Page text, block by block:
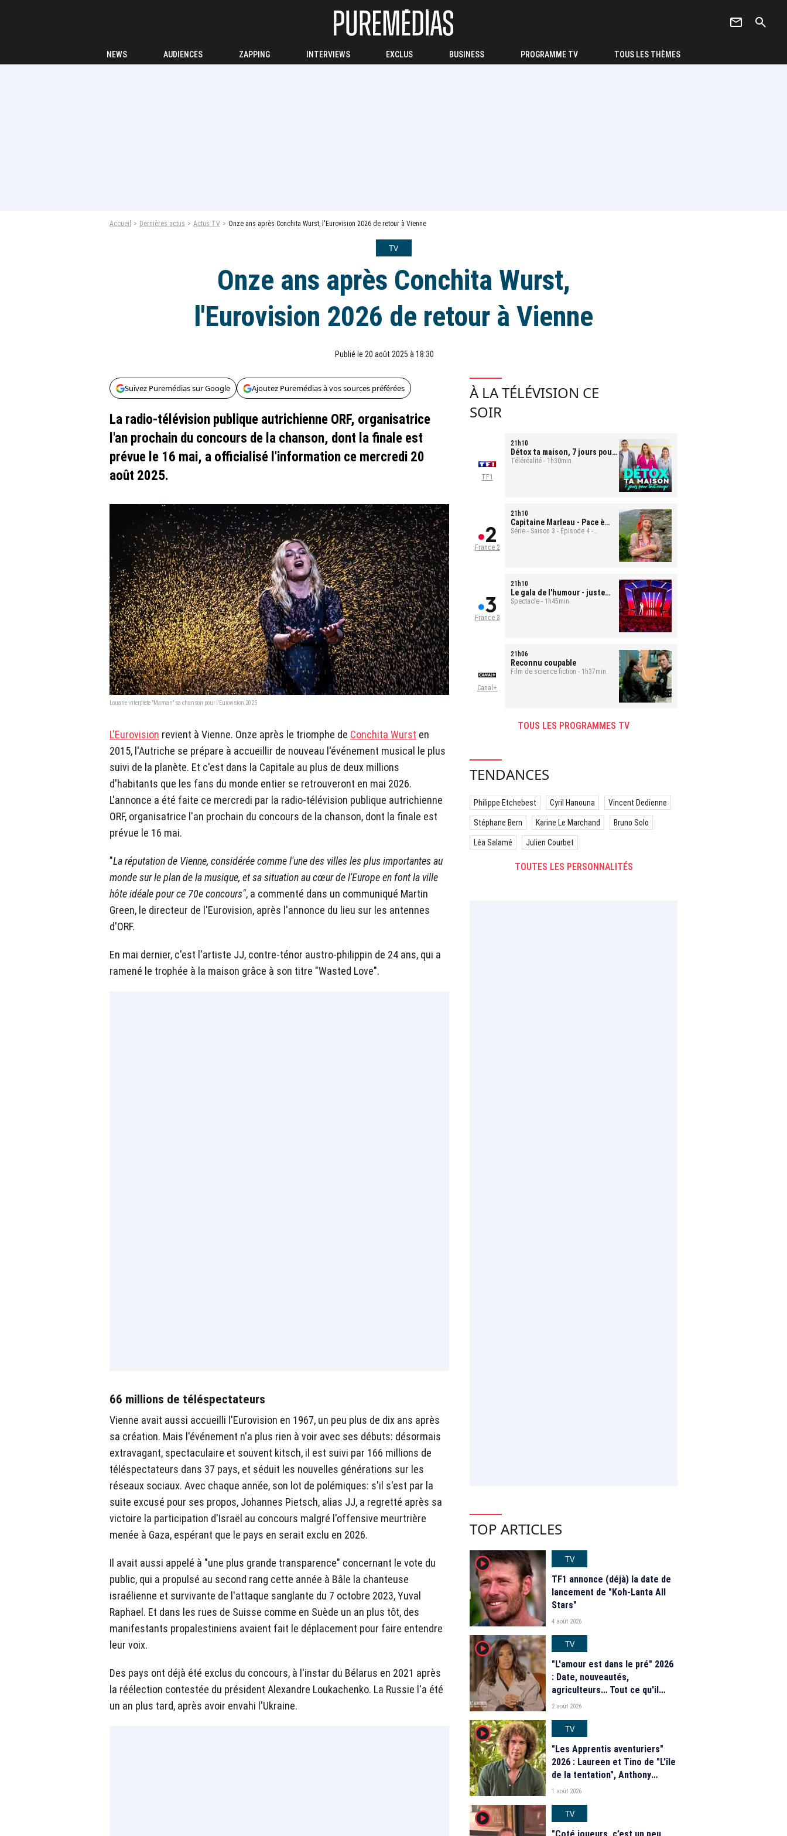
newsletter search
NEWS AUDIENCES ZAPPING INTERVIEWS EXCLUS BUSINESS PROGRAMME TV TOUS LES THÈMES
Accueil Dernières actus Actus TV Onze ans après Conchita Wurst, l'Eurovision 2026 de retour à Vienne
TV
Onze ans après Conchita Wurst,
l'Eurovision 2026 de retour à Vienne
Publié le 20 août 2025 à 18:30
Suivez Puremédias sur Google Ajoutez Puremédias à vos sources préférées
La radio-télévision publique autrichienne ORF, organisatrice
l'an prochain du concours de la chanson, dont la finale est
prévue le 16 mai, a officialisé l'information ce mercredi 20
août 2025.
Louane interprète "Maman" sa chanson pour l'Eurovision 2025
L'Eurovision revient à Vienne. Onze après le triomphe de Conchita Wurst en
2015, l'Autriche se prépare à accueillir de nouveau l'événement musical le plus
suivi de la planète. Et c'est dans la Capitale au plus de deux millions
d'habitants que les fans du monde entier se retrouveront en mai 2026.
L'annonce a été faite ce mercredi par la radio-télévision publique autrichienne
ORF, organisatrice l'an prochain du concours de la chanson, dont la finale est
prévue le 16 mai.
"La réputation de Vienne, considérée comme l'une des villes les plus importantes au
monde sur le plan de la musique, et sa situation au cœur de l'Europe en font la ville
hôte idéale pour ce 70e concours", a commenté dans un communiqué Martin
Green, le directeur de l'Eurovision, après l'annonce du lieu sur les antennes
d'ORF.
En mai dernier, c'est l'artiste JJ, contre-ténor austro-philippin de 24 ans, qui a
ramené le trophée à la maison grâce à son titre "Wasted Love".
66 millions de téléspectateurs
Vienne avait aussi accueilli l'Eurovision en 1967, un peu plus de dix ans après
sa création. Mais l'événement n'a plus rien à voir avec ses débuts: désormais
extravagant, spectaculaire et souvent kitsch, il est suivi par 166 millions de
téléspectateurs dans 37 pays, et séduit les nouvelles générations sur les
réseaux sociaux. Avec chaque année, son lot de polémiques: s'il s'est par la
suite excusé pour ses propos, Johannes Pietsch, alias JJ, a regretté après sa
victoire la participation d'Israël au concours malgré l'offensive meurtrière
menée à Gaza, espérant que le pays en serait exclu en 2026.
Il avait aussi appelé à "une plus grande transparence" concernant le vote du
public, qui a propulsé au second rang cette année à Bâle la chanteuse
israélienne et survivante de l'attaque sanglante du 7 octobre 2023, Yuval
Raphael. Et dans les rues de Suisse comme en Suède un an plus tôt, des
manifestants propalestiniens avaient fait le déplacement pour faire entendre
leur voix.
Des pays ont déjà été exclus du concours, à l'instar du Bélarus en 2021 après
la réélection contestée du président Alexandre Loukachenko. La Russie l'a été
un an plus tard, après avoir envahi l'Ukraine.
À LA TÉLÉVISION CE
SOIR
TF1
21h10
Détox ta maison, 7 jours pour
tout ranger - Mona et Bastien
Téléréalité - 1h30min.
France 2
21h10
Capitaine Marleau - Pace è
salute
Série - Saison 3 - Épisode 4 -
France 3
21h10
Le gala de l'humour - juste
pour rire
Spectacle - 1h45min.
Canal+
21h06
Reconnu coupable
Film de science fiction - 1h37min.
TOUS LES PROGRAMMES TV
TENDANCES
Philippe Etchebest Cyril Hanouna Vincent Dedienne
Stéphane Bern Karine Le Marchand Bruno Solo
Léa Salamé Julien Courbet
TOUTES LES PERSONNALITÉS
TOP ARTICLES
player2
TV
TF1 annonce (déjà) la date de
lancement de "Koh-Lanta All
Stars"
4 août 2026
player2
TV
"L'amour est dans le pré" 2026
: Date, nouveautés,
agriculteurs… Tout ce qu'il
faut savoir sur la saison 21 du
2 août 2026
player2
TV
"Les Apprentis aventuriers"
2026 : Laureen et Tino de "L'île
de la tentation", Anthony
Matéo, Jade Leboeuf... Le
de la télé-réalité de W9
1 août 2026
player2
TV